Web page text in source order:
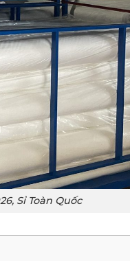
Sỉ Toàn Quốc